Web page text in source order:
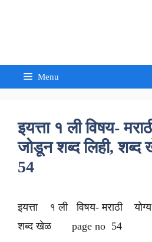
Menu
इयत्ता १ ली विषय-
जोडून शब्द लिही,
54
इयत्ता १ ली विषय- मराठी योग्य
शब्द खेळ page no 54